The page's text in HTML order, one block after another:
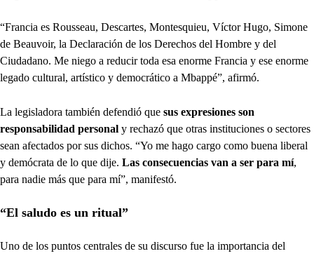
“Francia es Rousseau, Descartes, Montesquieu, Víctor Hugo, Simone
de Beauvoir, la Declaración de los Derechos del Hombre y del
Ciudadano. Me niego a reducir toda esa enorme Francia y ese enorme
legado cultural, artístico y democrático a Mbappé”, afirmó.
La legisladora también defendió que sus expresiones son
responsabilidad personal y rechazó que otras instituciones o sectores
sean afectados por sus dichos. “Yo me hago cargo como buena liberal
y demócrata de lo que dije. Las consecuencias van a ser para mí,
para nadie más que para mí”, manifestó.
“El saludo es un ritual”
Uno de los puntos centrales de su discurso fue la importancia del